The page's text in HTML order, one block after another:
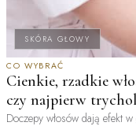
SKÓRA GŁOWY
CO WYBRAĆ
Cienkie, rzadkie
czy najpierw
Doczepy włosów dają efekt